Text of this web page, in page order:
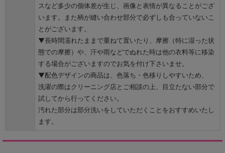
スなど多少の個体差が生じ、画像と表情が異なることがござ
います。また柄が縫い合わせ部分で必ずしも合っていないこ
とがございます。
▼長時間濡れたままで重ねて置いたり、摩擦（特に湿った状
態での摩擦）や、汗や雨などでぬれた時は他の衣料等に移染
する場合がございますのでお気を付け下さいませ。
▼配色デザインの商品は、色落ち・色移りしやすいため、
洗濯の際はクリーニング店とご相談の上、目立たない部分で
試してから行ってください。
汚れた部分は部分洗いをしていただくことをおすすめいたし
ます。